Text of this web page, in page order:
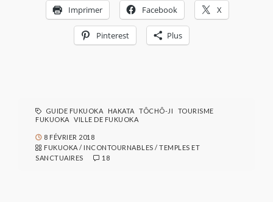
Imprimer Facebook X
Pinterest Plus
GUIDE FUKUOKA HAKATA TÔCHÔ-JI
TOURISME
FUKUOKA
VILLE DE FUKUOKA
8 FÉVRIER 2018
FUKUOKA / INCONTOURNABLES / TEMPLES ET
SANCTUAIRES
18